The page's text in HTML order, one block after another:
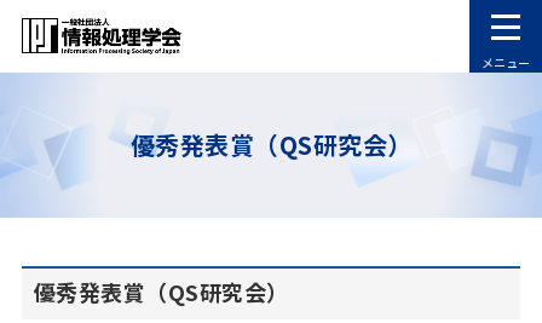
メニュー
優秀発表賞（QS研究会）
優秀発表賞（QS研究会）